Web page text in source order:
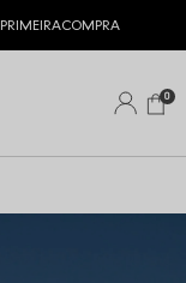
PRIMEIRACOMPRA
0